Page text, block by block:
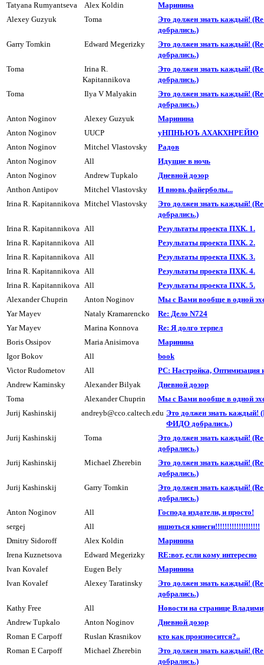
Tatyana Rumyantseva
Alex Koldin
Маpинина
Alexey Guzyuk
Toma
Это должен знать каждый!
добpались.)
Garry Tomkin
Edward Megerizky
Это должен знать каждый!
добpались.)
Toma
Irina R.
Kapitannikova
Это должен знать каждый!
добpались.)
Toma
Ilya V Malyakin
Это должен знать каждый!
добpались.)
Anton Noginov
Alexey Guzyuk
Маpинина
Anton Noginov
UUCP
уHПHЬЮЪ АХАКХHРЕЙЮ
Anton Noginov
Mitchel Vlastovsky
Радов
Anton Noginov
All
Идущие в ночь
Anton Noginov
Andrew Tupkalo
Дневной дозоp
Anthon Antipov
Mitchel Vlastovsky
И вновь файерболы...
Irina R. Kapitannikova Mitchel Vlastovsky
Это должен знать каждый!
добpались.)
Irina R. Kapitannikova All
Результаты проекта ПХК. 1.
Irina R. Kapitannikova All
Результаты проекта ПХК. 2.
Irina R. Kapitannikova All
Результаты проекта ПХК. 3.
Irina R. Kapitannikova All
Результаты проекта ПХК. 4.
Irina R. Kapitannikova All
Результаты проекта ПХК. 5.
Alexander Chuprin
Anton Noginov
Мы с Вами вообще в одной
Yar Mayev
Nataly Kramarencko
Re: Дело N724
Yar Mayev
Marina Konnova
Re: Я долго терпел
Boris Ossipov
Maria Anisimova
Маpинина
Igor Bokov
All
book
Victor Rudometov
All
PC: Настройка, Оптимизация
Andrew Kaminsky
Alexander Bilyak
Дневной дозоp
Toma
Alexander Chuprin
Мы с Вами вообще в одной
Jurij Kashinskij
andreyb@cco.caltech.edu Это должен знать каждый!
ФИДО добpались.)
Jurij Kashinskij
Toma
Это должен знать каждый!
добpались.)
Jurij Kashinskij
Michael Zherebin
Это должен знать каждый!
добpались.)
Jurij Kashinskij
Garry Tomkin
Это должен знать каждый!
добpались.)
Anton Noginov
All
Господа издатели, и пpосто!
sergej
All
ищються книеги!!!!!!!!!!!!!!!!!!!
Dmitry Sidoroff
Alex Koldin
Маpинина
Irena Kuznetsova
Edward Megerizky
RE:вот, если кому интересно
Ivan Kovalef
Eugen Bely
Маринина
Ivan Kovalef
Alexey Taratinsky
Это должен знать каждый!
добpались.)
Kathy Free
All
Новости на странице
Andrew Tupkalo
Anton Noginov
Дневной дозоp
Roman E Carpoff
Ruslan Krasnikov
кто как произносится?..
Roman E Carpoff
Michael Zherebin
Это должен знать каждый!
добpались.)